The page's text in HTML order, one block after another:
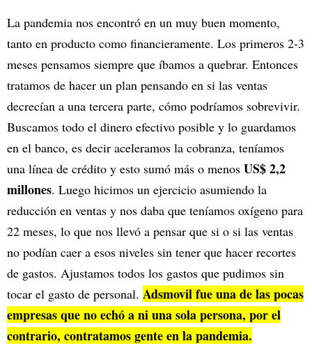
La pandemia nos encontró en un muy buen momento,
tanto en producto como financieramente. Los primeros 2-3
meses pensamos siempre que íbamos a quebrar. Entonces
tratamos de hacer un plan pensando en si las ventas
decrecían a una tercera parte, cómo podríamos sobrevivir.
Buscamos todo el dinero efectivo posible y lo guardamos
en el banco, es decir aceleramos la cobranza, teníamos
una línea de crédito y esto sumó más o menos US$ 2,2
millones. Luego hicimos un ejercicio asumiendo la
reducción en ventas y nos daba que teníamos oxígeno para
22 meses, lo que nos llevó a pensar que si o si las ventas
no podían caer a esos niveles sin tener que hacer recortes
de gastos. Ajustamos todos los gastos que pudimos sin
tocar el gasto de personal. Adsmovil fue una de las pocas
empresas que no echó a ni una sola persona, por el
contrario, contratamos gente en la pandemia.